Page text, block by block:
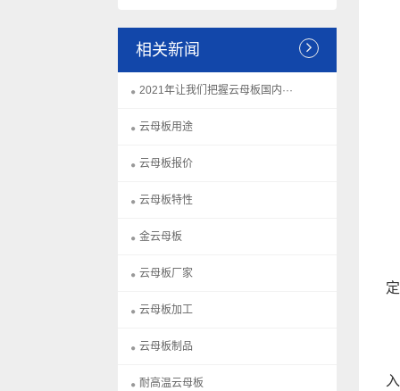
相关新闻
2021年让我们把握云母板国内···
云母板用途
云母板报价
云母板特性
金云母板
云母板厂家
云母板加工
云母板制品
耐高温云母板
入